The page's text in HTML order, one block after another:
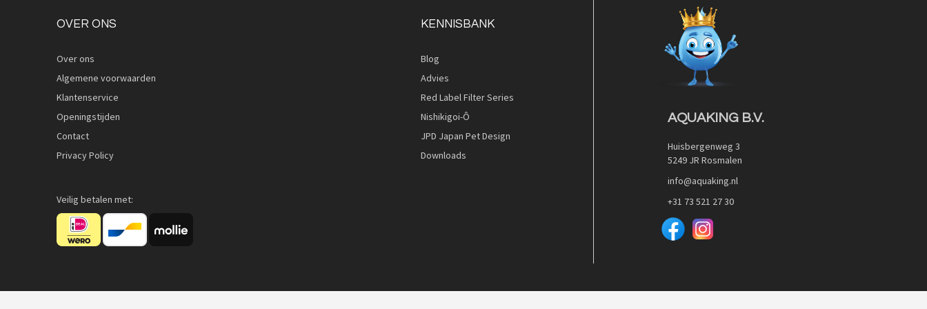
Quickview
OVER ONS
Over ons
Algemene voorwaarden
Klantenservice
Openingstijden
Contact
Privacy Policy
Veilig betalen met:
KENNISBANK
Blog
Advies
Red Label Filter Series
Nishikigoi-Ô
JPD Japan Pet Design
Downloads
AQUAKING B.V.
Huisbergenweg 3
5249 JR Rosmalen
info@aquaking.nl
+31 73 521 27 30